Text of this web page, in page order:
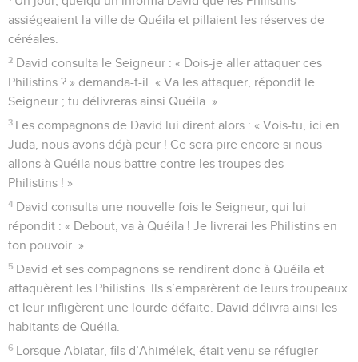
assiégeaient la ville de Quéila et pillaient les réserves de
céréales.
2 David consulta le Seigneur : « Dois-je aller attaquer ces
Philistins ? » demanda-t-il. « Va les attaquer, répondit le
Seigneur ; tu délivreras ainsi Quéila. »
3 Les compagnons de David lui dirent alors : « Vois-tu, ici en
Juda, nous avons déjà peur ! Ce sera pire encore si nous
allons à Quéila nous battre contre les troupes des
Philistins ! »
4 David consulta une nouvelle fois le Seigneur, qui lui
répondit : « Debout, va à Quéila ! Je livrerai les Philistins en
ton pouvoir. »
5 David et ses compagnons se rendirent donc à Quéila et
attaquèrent les Philistins. Ils s’emparèrent de leurs troupeaux
et leur infligèrent une lourde défaite. David délivra ainsi les
habitants de Quéila.
6 Lorsque Abiatar, fils d’Ahimélek, était venu se réfugier